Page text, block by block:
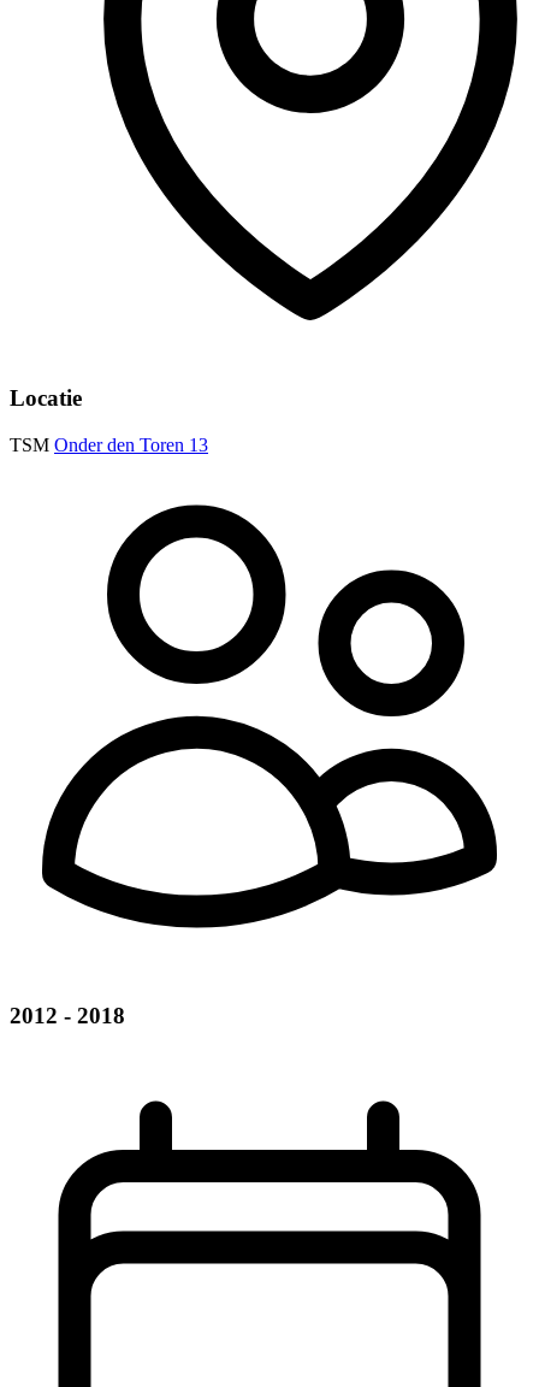
Locatie
TSM Onder den Toren 13
2012 - 2018